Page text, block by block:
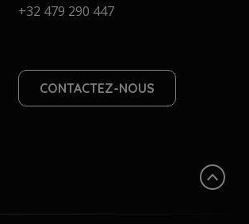
+32 479 290 447
CONTACTEZ-NOUS